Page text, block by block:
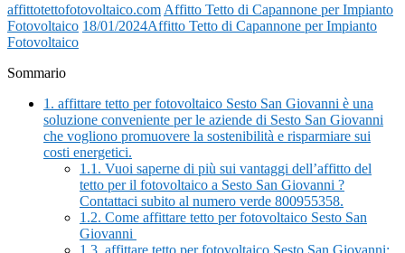
affittotettofotovoltaico.com Affitto Tetto di Capannone per Impianto
Fotovoltaico 18/01/2024Affitto Tetto di Capannone per Impianto
Fotovoltaico
Sommario
1. affittare tetto per fotovoltaico Sesto San Giovanni è una
soluzione conveniente per le aziende di Sesto San Giovanni
che vogliono promuovere la sostenibilità e risparmiare sui
costi energetici.
1.1. Vuoi saperne di più sui vantaggi dell’affitto del
tetto per il fotovoltaico a Sesto San Giovanni ?
Contattaci subito al numero verde 800955358.
1.2. Come affittare tetto per fotovoltaico Sesto San
Giovanni
1.3. affittare tetto per fotovoltaico Sesto San Giovanni: